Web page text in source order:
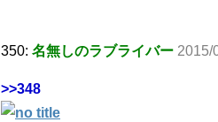
350: 名無しのラブライバー 2015/
>>348